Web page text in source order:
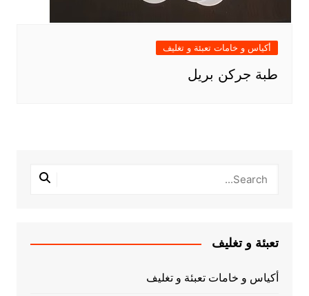
أكياس و خامات تعبئة و تغليف
طبة جركن بريل
تعبئة و تغليف
أكياس و خامات تعبئة و تغليف